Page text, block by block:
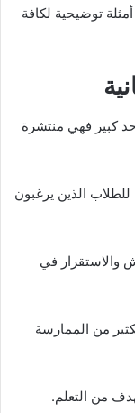
توضيحية لكافة
حد كبير فهي منتشرة
للطلاب الذين يرغبون
والاستقرار في
من الممارسة
من التعلم.